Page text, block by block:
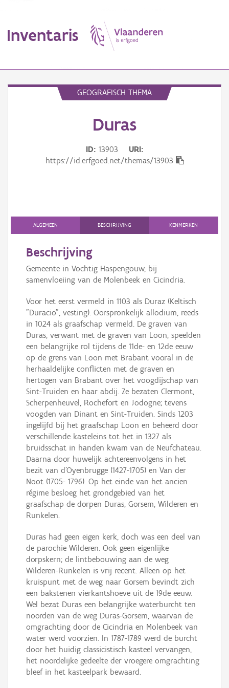
Inventaris
Persoon of collectief
Downloads
Hergebruik
Aanmelden
GEOGRAFISCH THEMA
Duras
ID 13903
URI
https://id.erfgoed.net/themas/13903
ALGEMEEN BESCHRIJVING KENMERKEN
Beschrijving
Gemeente in Vochtig Haspengouw, bij
samenvloeiing van de Molenbeek en Cicindria.
Voor het eerst vermeld in 1103 als Duraz (Keltisch
"Duracio", vesting). Oorspronkelijk allodium, reeds
in 1024 als graafschap vermeld. De graven van
Duras, verwant met de graven van Loon, speelden
een belangrijke rol tijdens de 11de- en 12de eeuw
op de grens van Loon met Brabant vooral in de
herhaaldelijke conflicten met de graven en
hertogen van Brabant over het voogdijschap van
Sint-Truiden en haar abdij. Ze bezaten Clermont,
Scherpenheuvel, Rochefort en Jodogne; tevens
voogden van Dinant en Sint-Truiden. Sinds 1203
ingelijfd bij het graafschap Loon en beheerd door
verschillende kasteleins tot het in 1327 als
bruidsschat in handen kwam van de Neufchateau.
Daarna door huwelijk achtereenvolgens in het
bezit van d'Oyenbrugge (1427-1705) en Van der
Noot (1705- 1796). Op het einde van het ancien
régime besloeg het grondgebied van het
graafschap de dorpen Duras, Gorsem, Wilderen en
Runkelen.
Duras had geen eigen kerk, doch was een deel van
de parochie Wilderen. Ook geen eigenlijke
dorpskern; de lintbebouwing aan de weg
Wilderen-Runkelen is vrij recent. Alleen op het
kruispunt met de weg naar Gorsem bevindt zich
een bakstenen vierkantshoeve uit de 19de eeuw.
Wel bezat Duras een belangrijke waterburcht ten
noorden van de weg Duras-Gorsem, waarvan de
omgrachting door de Cicindria en Molenbeek van
water werd voorzien. In 1787-1789 werd de burcht
door het huidig classicistisch kasteel vervangen,
het noordelijke gedeelte der vroegere omgrachting
bleef in het kasteelpark bewaard.